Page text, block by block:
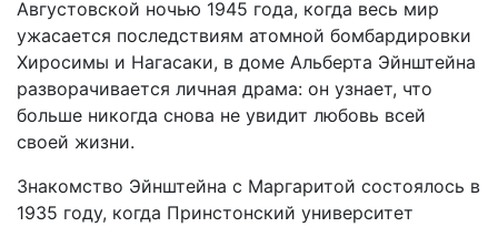
Августовской ночью 1945 года, когда весь мир
ужасается последствиям атомной бомбардировки
Хиросимы и Нагасаки, в доме Альберта Эйнштейна
разворачивается личная драма: он узнает, что
больше никогда снова не увидит любовь всей
своей жизни.
Знакомство Эйнштейна с Маргаритой состоялось в
1935 году, когда Принстонский университет